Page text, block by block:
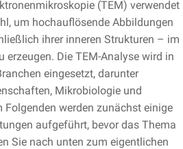
(TEM) verwendet
um hochauflösende Abbildungen
ihrer inneren Strukturen – im
erzeugen. Die TEM-Analyse wird in
eingesetzt, darunter
Mikrobiologie und
Folgenden werden zunächst einige
aufgeführt, bevor das Thema
Sie nach unten zum eigentlichen